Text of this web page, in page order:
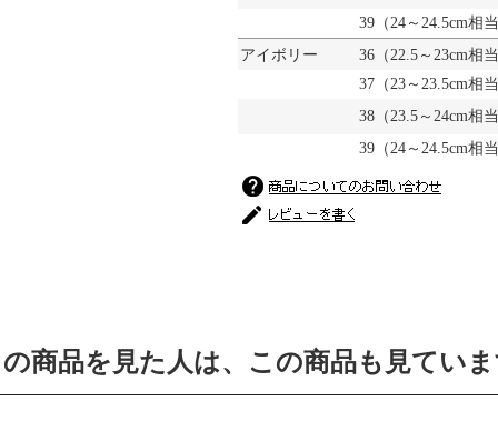
39（24～24.5cm相
アイボリー
36（22.5～23cm相
37（23～23.5cm相
38（23.5～24cm相
39（24～24.5cm相
商品を見た人は、この商品も見てい